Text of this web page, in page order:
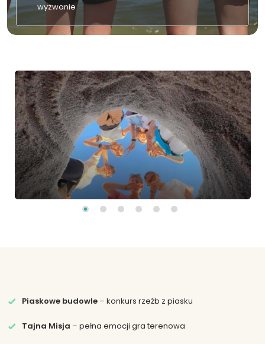
wyzwanie
Piaskowe budowle – konkurs rzeźb z piasku
Tajna Misja – pełna emocji gra terenowa